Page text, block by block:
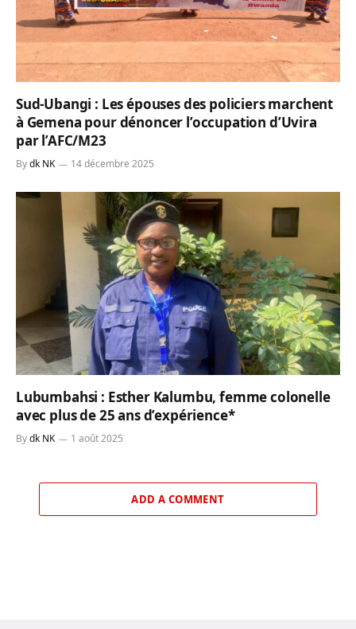
Sud-Ubangi : Les épouses des policiers marchent
à Gemena pour dénoncer l’occupation d’Uvira
par l’AFC/M23
Bydk NK 14 décembre 2025
Lubumbahsi : Esther Kalumbu, femme colonelle
avec plus de 25 ans d’expérience*
Bydk NK 1 août 2025
ADD A COMMENT